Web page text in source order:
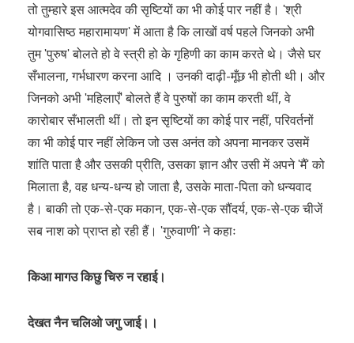
तो तुम्हारे इस आत्मदेव की सृष्टियों का भी कोई पार नहीं है। ʹश्री
योगवासिष्ठ महारामायणʹ में आता है कि लाखों वर्ष पहले जिनको अभी
तुम ʹपुरुषʹ बोलते हो वे स्त्री हो के गृहिणी का काम करते थे। जैसे घर
सँभालना, गर्भधारण करना आदि । उनकी दाढ़ी-मूँछ भी होती थी। और
जिनको अभी ʹमहिलाएँʹ बोलते हैं वे पुरुषों का काम करती थीं, वे
कारोबार सँभालती थीं। तो इन सृष्टियों का कोई पार नहीं, परिवर्तनों
का भी कोई पार नहीं लेकिन जो उस अनंत को अपना मानकर उसमें
शांति पाता है और उसकी प्रीति, उसका ज्ञान और उसी में अपने ʹमैंʹ को
मिलाता है, वह धन्य-धन्य हो जाता है, उसके माता-पिता को धन्यवाद
है। बाकी तो एक-से-एक मकान, एक-से-एक सौंदर्य, एक-से-एक चीजें
सब नाश को प्राप्त हो रही हैं। ʹगुरुवाणीʹ ने कहाः
किआ मागउ किछु चिरु न रहाई।
देखत नैन चलिओ जगु जाई।।